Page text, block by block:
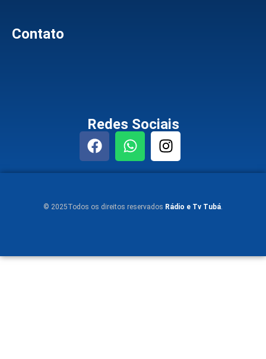
Contato
Redes Sociais
© 2025Todos os direitos reservados Rádio e Tv Tubá.